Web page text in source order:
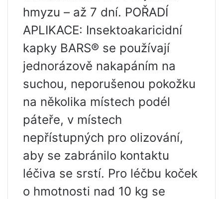
hmyzu – až 7 dní. POŘADÍ
APLIKACE: Insektoakaricidní
kapky BARS® se používají
jednorázově nakapáním na
suchou, neporušenou pokožku
na několika místech podél
páteře, v místech
nepřístupných pro olizování,
aby se zabránilo kontaktu
léčiva se srstí. Pro léčbu koček
o hmotnosti nad 10 kg se